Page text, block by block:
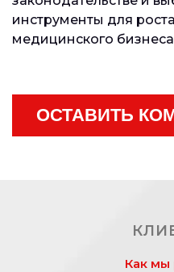
инструменты для
медицинского
ОСТАВИТЬ
Как мы